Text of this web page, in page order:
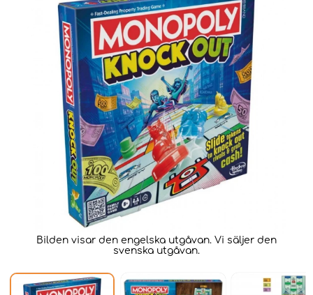
Bilden visar den engelska utgåvan. Vi säljer den
svenska utgåvan.